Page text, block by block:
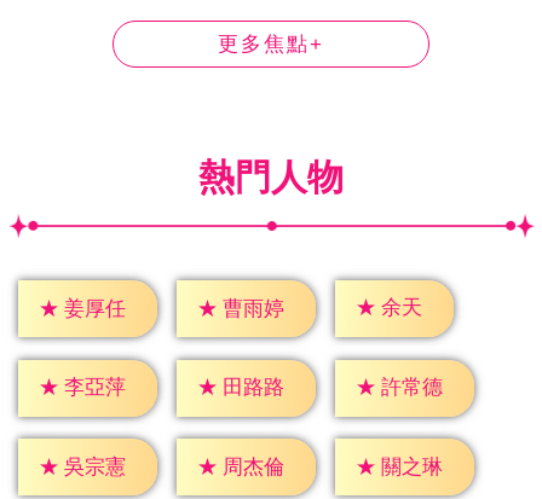
更多焦點+
熱門人物
★ 姜厚任 ★ 曹雨婷 ★ 余天
★ 李亞萍 ★ 田路路 ★ 許常德
★ 吳宗憲 ★ 周杰倫 ★ 關之琳